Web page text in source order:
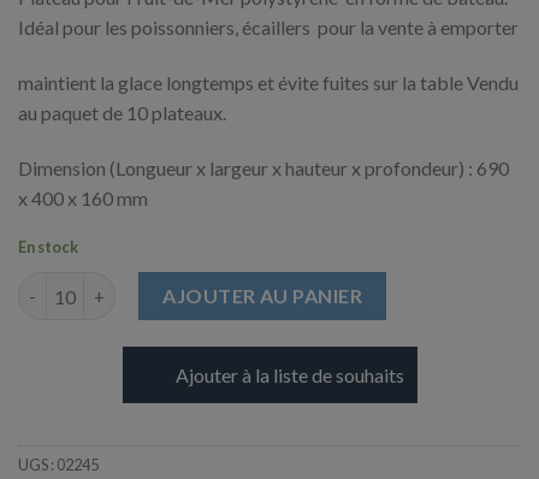
4,87 €.
2,95 €.
Idéal pour les poissonniers, écaillers pour la vente à emporter
maintient la glace longtemps et évite fuites sur la table Vendu
au paquet de 10 plateaux.
Dimension (Longueur x largeur x hauteur x profondeur) : 690
x 400 x 160 mm
En stock
AJOUTER AU PANIER
Ajouter à la liste de souhaits
UGS : 02245